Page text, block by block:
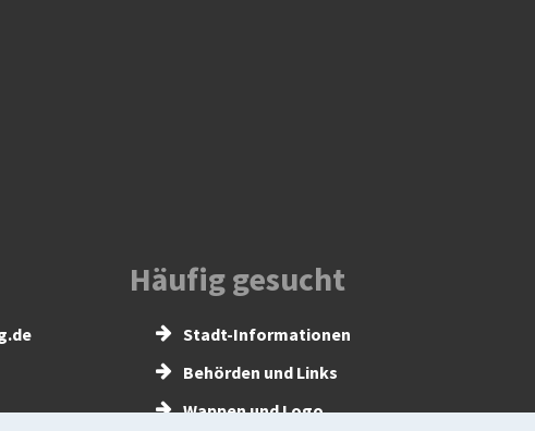
Häufig gesucht
Stadt-Informationen
Behörden und Links
Wappen und Logo